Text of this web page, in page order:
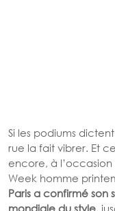
Si les podiums
rue la fait vibrer. Et
encore, à l’occasion
Week homme
Paris a confirmé
mondiale du style,